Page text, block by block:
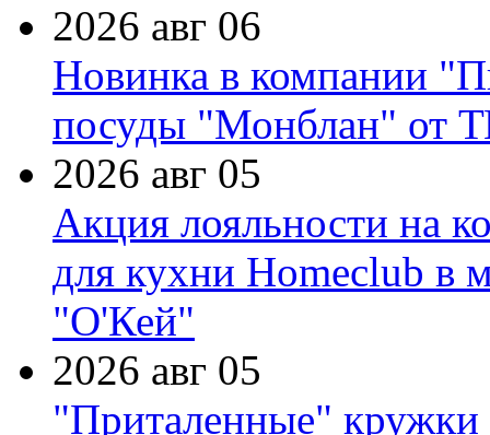
2026 авг 06
Новинка в компании
посуды "Монблан" от
2026 авг 05
Акция лояльности на
для кухни Homeclub в
"О'Кей"
2026 авг 05
"Приталенные" кружки